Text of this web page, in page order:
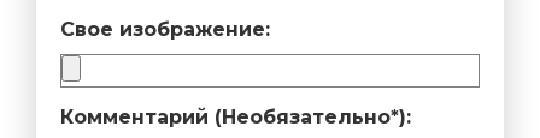
Свое изображение:
Комментарий (Необязательно*):